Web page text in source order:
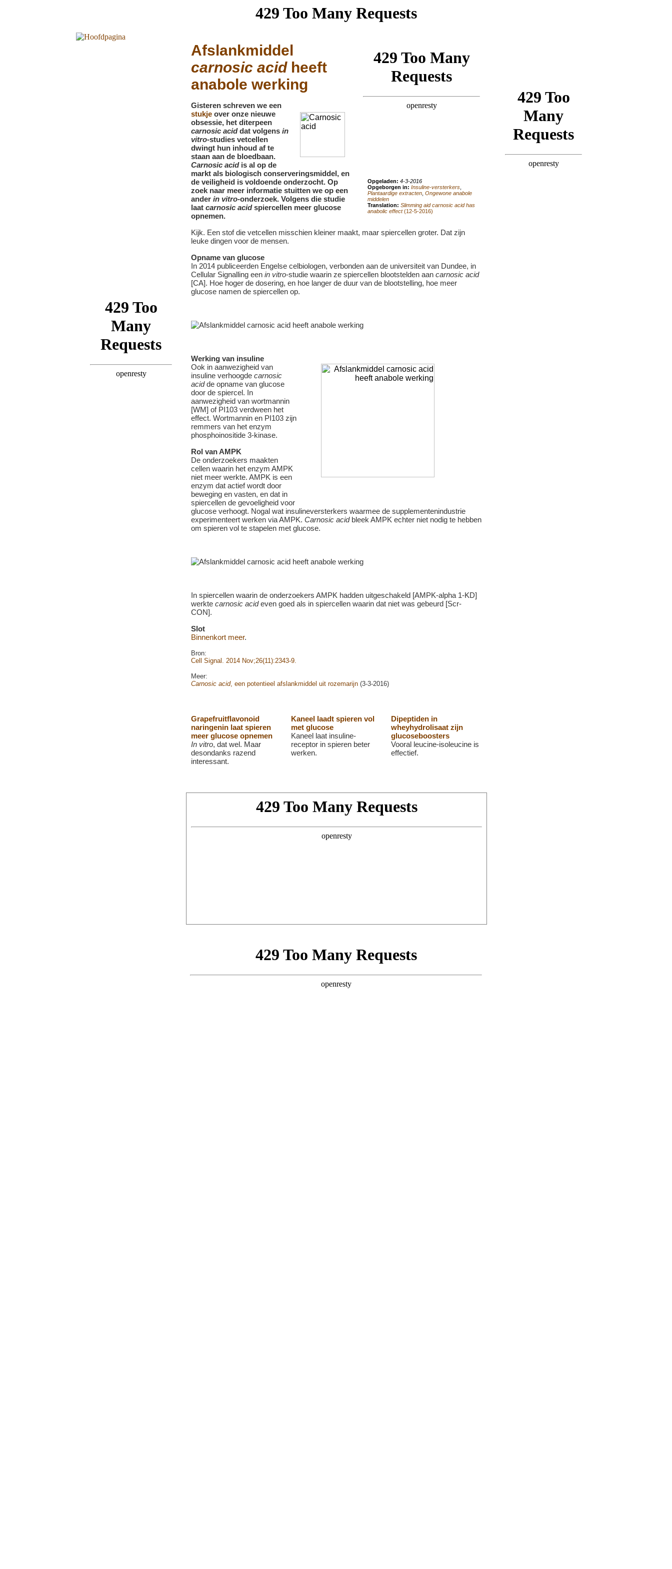
Opgeladen: 4-3-2016
Opgeborgen in: Insuline-versterkers
Plantaardige extracten Ongewone anabole
middelen
Translation: Slimming aid carnosic acid has
anabolic effect(12-5-2016)
Afslankmiddel
carnosic acidheeft
anabole werking
Gisteren schreven we een
stukje over onze nieuwe
obsessie, het diterpeen
carnosic aciddat volgens in
vitro-studies vetcellen
dwingt hun inhoud af te
staan aan de bloedbaan.
Carnosic acidis al op de
markt als biologisch conserveringsmiddel, en
de veiligheid is voldoende onderzocht. Op
zoek naar meer informatie stuitten we op een
ander in vitro-onderzoek. Volgens die studie
laat carnosic acidspiercellen meer glucose
opnemen.
Kijk. Een stof die vetcellen misschien kleiner maakt, maar spiercellen groter. Dat zijn
leuke dingen voor de mensen.
Opname van glucose
In 2014 publiceerden Engelse celbiologen, verbonden aan de universiteit van Dundee, in
Cellular Signalling een in vitro-studie waarin ze spiercellen blootstelden aan carnosic acid
[CA]. Hoe hoger de dosering, en hoe langer de duur van de blootstelling, hoe meer
glucose namen de spiercellen op.
Werking van insuline
Ook in aanwezigheid van
insuline verhoogde carnosic
acidde opname van glucose
door de spiercel. In
aanwezigheid van wortmannin
[WM] of PI103 verdween het
effect. Wortmannin en PI103 zijn
remmers van het enzym
phosphoinositide 3-kinase.
Rol van AMPK
De onderzoekers maakten
cellen waarin het enzym AMPK
niet meer werkte. AMPK is een
enzym dat actief wordt door
beweging en vasten, en dat in
spiercellen de gevoeligheid voor
glucose verhoogt. Nogal wat insulineversterkers waarmee de supplementenindustrie
experimenteert werken via AMPK. Carnosic acidbleek AMPK echter niet nodig te hebben
om spieren vol te stapelen met glucose.
In spiercellen waarin de onderzoekers AMPK hadden uitgeschakeld [AMPK-alpha 1-KD]
werkte carnosic acideven goed als in spiercellen waarin dat niet was gebeurd [Scr-
CON].
Slot
Binnenkort meer.
Bron:
Cell Signal. 2014 Nov;26(11):2343-9.
Meer:
Carnosic acid, een potentieel afslankmiddel uit rozemarijn (3-3-2016)
Grapefruitflavonoid
naringenin laat spieren
meer glucose opnemen
In vitro, dat wel. Maar
desondanks razend
interessant.
Kaneel laadt spieren vol
met glucose
Kaneel laat insuline-
receptor in spieren beter
werken.
Dipeptiden in
wheyhydrolisaat zijn
glucoseboosters
Vooral leucine-isoleucine is
effectief.